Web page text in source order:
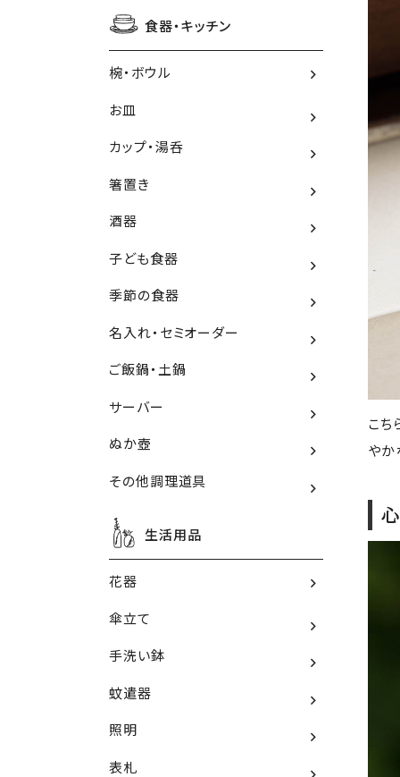
食器・キッチン
椀・ボウル
お皿
カップ・湯呑
箸置き
酒器
子ども食器
季節の食器
名入れ・セミオーダー
ご飯鍋・土鍋
サーバー
ぬか壺
その他調理道具
生活用品
花器
傘立て
手洗い鉢
蚊遣器
照明
表札
こち
やか